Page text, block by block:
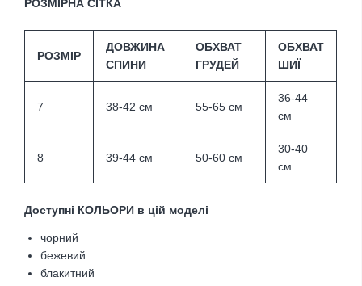
РОЗМІРНА СІТКА
РОЗМІР
ДОВЖИНА
СПИНИ
ОБХВАТ
ГРУДЕЙ
ОБХВАТ
ШИЇ
7 38-42 см 55-65 см
36-44
см
8 39-44 см 50-60 см
30-40
см
Доступні КОЛЬОРИ в цій моделі
чорний
бежевий
блакитний